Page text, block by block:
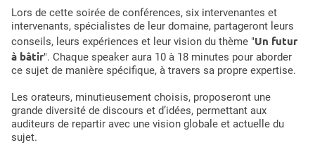
Lors de cette soirée de conférences, six intervenantes et
intervenants, spécialistes de leur domaine, partageront leurs
conseils, leurs expériences et leur vision du thème "Un futur
à bâtir". Chaque speaker aura 10 à 18 minutes pour aborder
ce sujet de manière spécifique, à travers sa propre expertise.
Les orateurs, minutieusement choisis, proposeront une
grande diversité de discours et d’idées, permettant aux
auditeurs de repartir avec une vision globale et actuelle du
sujet.